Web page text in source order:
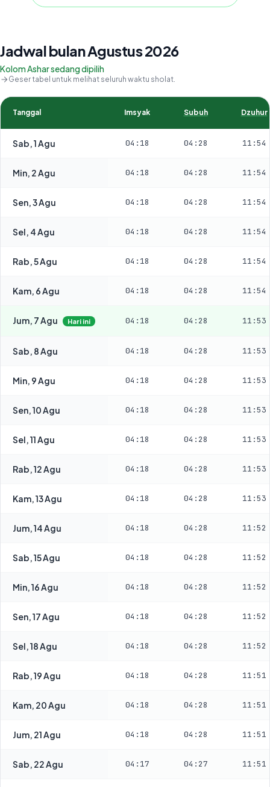
Jadwal bulan Agustus 2026
Kolom Ashar sedang dipilih
Geser tabel untuk melihat seluruh waktu sholat.
Tanggal Imsyak Subuh Dzuhur
Sab, 1 Agu 04:18 04:28 11:54
Min, 2 Agu 04:18 04:28 11:54
Sen, 3 Agu 04:18 04:28 11:54
Sel, 4 Agu 04:18 04:28 11:54
Rab, 5 Agu 04:18 04:28 11:54
Kam, 6 Agu 04:18 04:28 11:54
Jum, 7 Agu Hari ini 04:18 04:28 11:53
Sab, 8 Agu 04:18 04:28 11:53
Min, 9 Agu 04:18 04:28 11:53
Sen, 10 Agu 04:18 04:28 11:53
Sel, 11 Agu 04:18 04:28 11:53
Rab, 12 Agu 04:18 04:28 11:53
Kam, 13 Agu 04:18 04:28 11:53
Jum, 14 Agu 04:18 04:28 11:52
Sab, 15 Agu 04:18 04:28 11:52
Min, 16 Agu 04:18 04:28 11:52
Sen, 17 Agu 04:18 04:28 11:52
Sel, 18 Agu 04:18 04:28 11:52
Rab, 19 Agu 04:18 04:28 11:51
Kam, 20 Agu 04:18 04:28 11:51
Jum, 21 Agu 04:18 04:28 11:51
Sab, 22 Agu 04:17 04:27 11:51